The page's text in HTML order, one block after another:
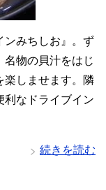
ンみちしお』。ず
名物の貝汁をはじ
楽しませます。隣
利なドライブイン
続きを読む